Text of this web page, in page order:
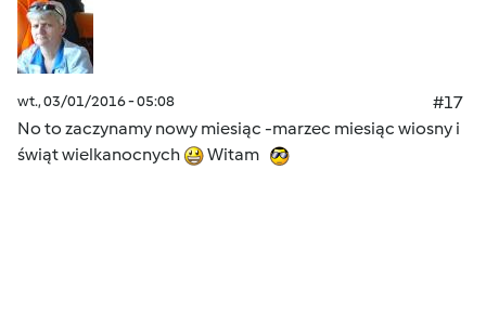
wt., 03/01/2016 - 05:08
#17
No to zaczynamy nowy miesiąc -marzec miesiąc wiosny i
świąt wielkanocnych
Witam